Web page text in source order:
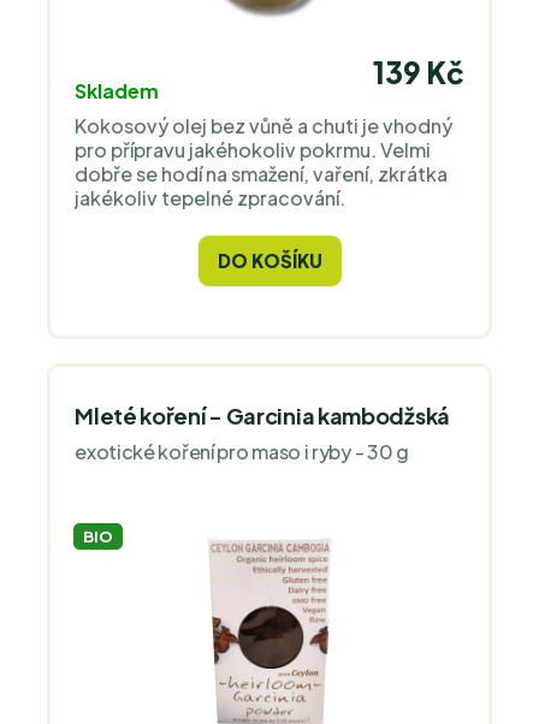
Skladem
139 Kč
Kokosový olej bez vůně a chuti je vhodný
pro přípravu jakéhokoliv pokrmu. Velmi
dobře se hodí na smažení, vaření, zkrátka
jakékoliv tepelné zpracování.
DO KOŠÍKU
Mleté koření - Garcinia kambodžská
exotické koření pro maso i ryby - 30 g
BIO